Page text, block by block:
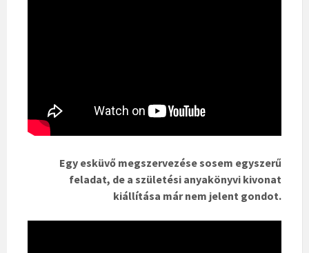
Egy esküvő megszervezése sosem egyszerű
feladat, de a születési anyakönyvi kivonat
kiállítása már nem jelent gondot.